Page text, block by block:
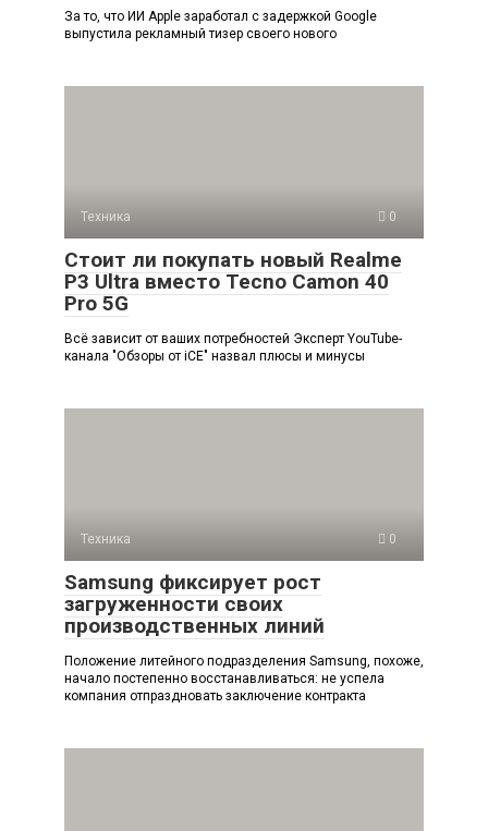
За то, что ИИ Apple заработал с задержкой Google
выпустила рекламный тизер своего нового
Техника 0
Стоит ли покупать новый Realme
P3 Ultra вместо Tecno Camon 40
Pro 5G
Всё зависит от ваших потребностей Эксперт YouTube-
канала "Обзоры от iCE" назвал плюсы и минусы
Техника 0
Samsung фиксирует рост
загруженности своих
производственных линий
Положение литейного подразделения Samsung, похоже,
начало постепенно восстанавливаться: не успела
компания отпраздновать заключение контракта